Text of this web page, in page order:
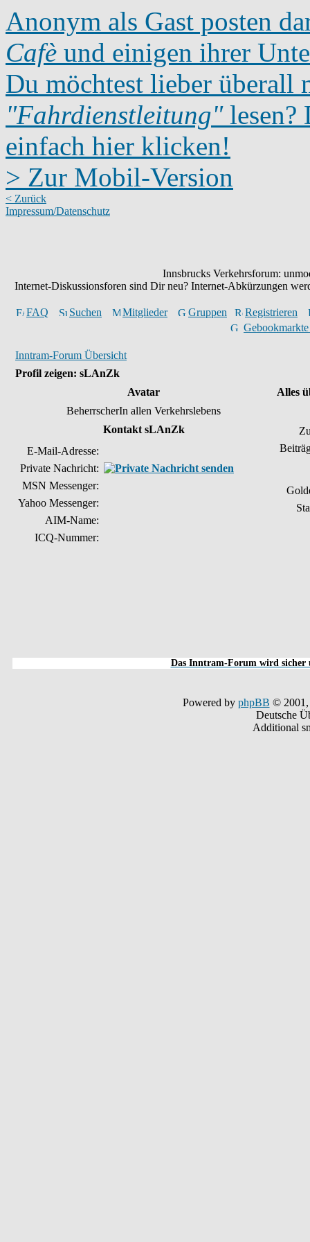
Anonym als Gast posten
Cafè und einigen ihrer
Du möchtest lieber überall
"Fahrdienstleitung"lesen?
einfach hier klicken!
> Zur Mobil-Version
< Zurück
Impressum/Datenschutz
Innsbrucks Verkehrsforum:
Internet-Diskussionsforen sind Dir neu? Internet-Abkürzungen
FAQ Suchen Mitglieder Gruppen
Registrieren
Inntram-Forum Übersicht
Profil zeigen: sLAnZk
Avatar
Alles
BeherrscherIn allen Verkehrslebens
Kontakt sLAnZk
E-Mail-Adresse:
Private Nachricht:
MSN Messenger:
Yahoo Messenger:
AIM-Name:
ICQ-Nummer:
Das Inntram-Forum wird sicher
Powered by phpBB © 2001,
Deutsche
Additional